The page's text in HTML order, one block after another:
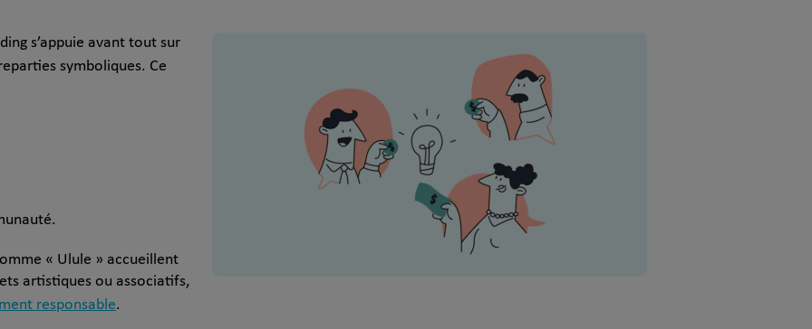
s’appuie avant tout sur
symboliques. Ce
« Ulule » accueillent
artistiques ou associatifs,
responsable.